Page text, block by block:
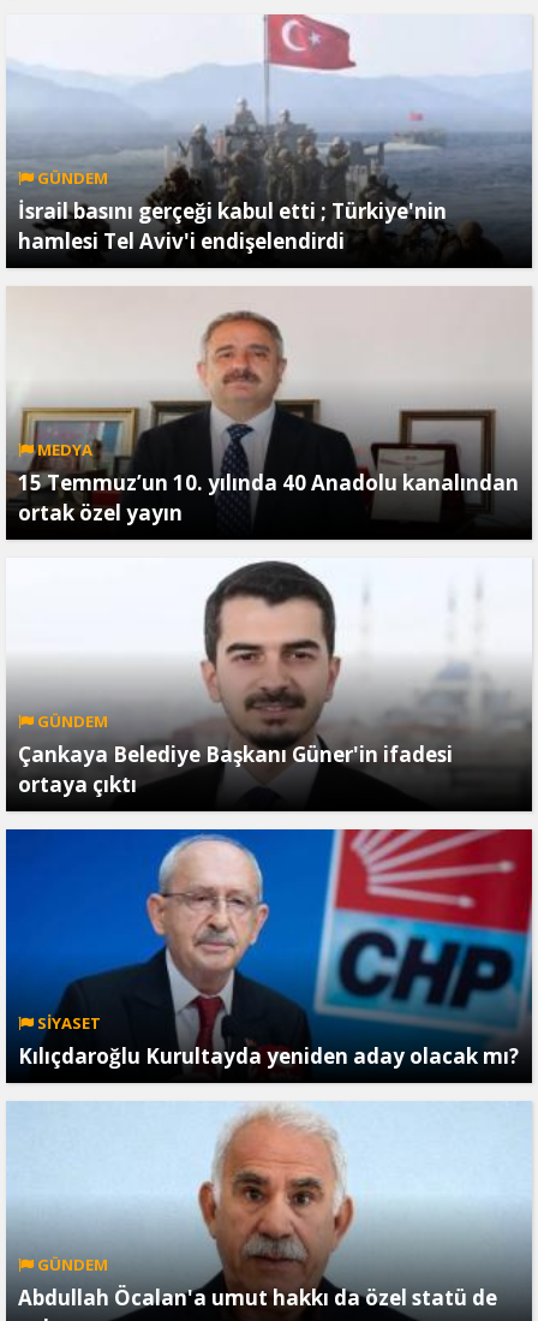
GÜNDEM
İsrail basını gerçeği kabul etti ; Türkiye'nin
hamlesi Tel Aviv'i endişelendirdi
MEDYA
15 Temmuz’un 10. yılında 40 Anadolu kanalından
ortak özel yayın
GÜNDEM
Çankaya Belediye Başkanı Güner'in ifadesi
ortaya çıktı
SİYASET
Kılıçdaroğlu Kurultayda yeniden aday olacak mı?
GÜNDEM
Abdullah Öcalan'a umut hakkı da özel statü de